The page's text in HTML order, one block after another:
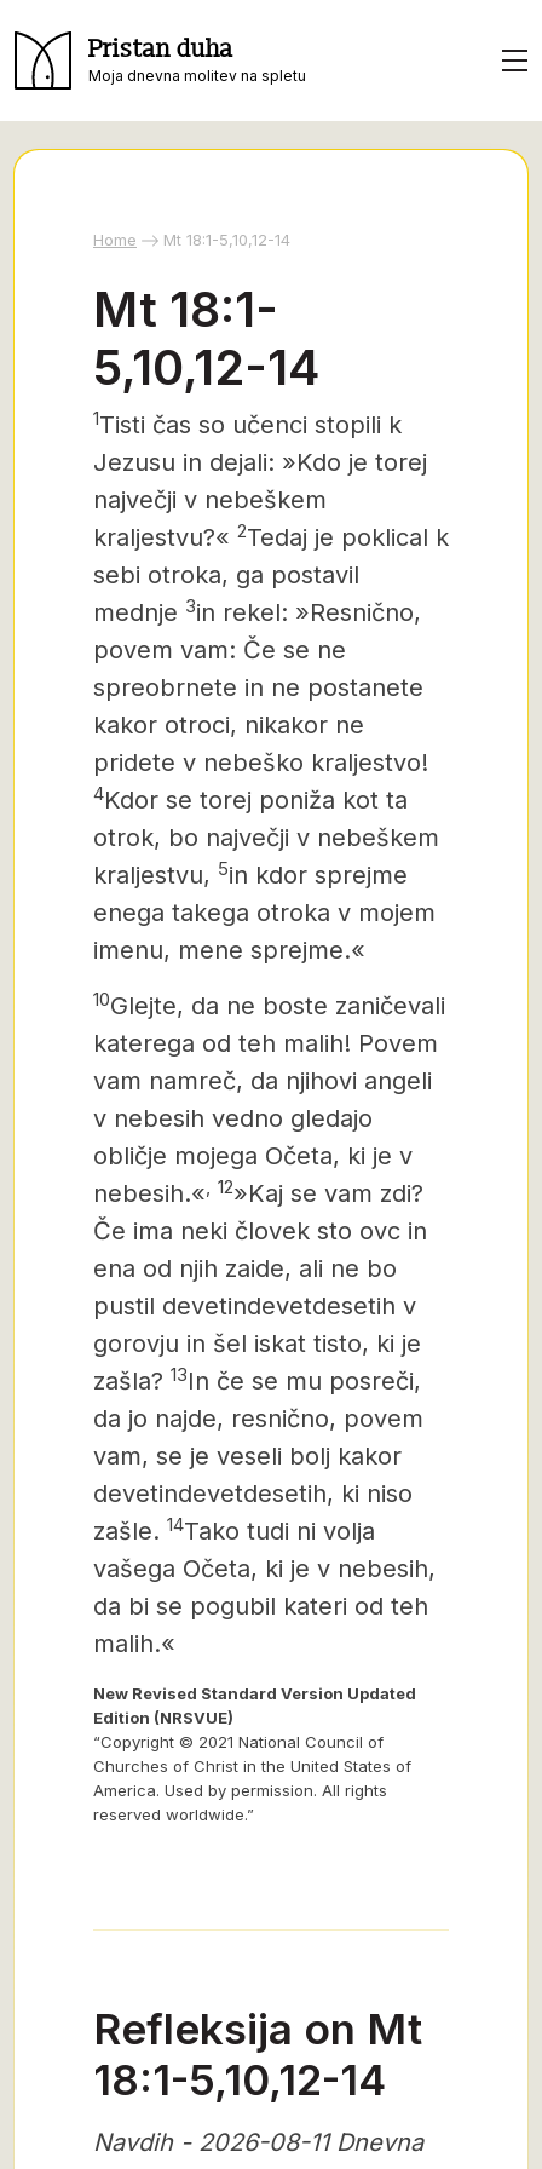
Pristan duha
Moja dnevna molitev na spletu
Home Mt 18:1-5,10,12-14
Mt 18:1-
5,10,12-14
1Tisti čas so učenci stopili k
Jezusu in dejali: »Kdo je torej
največji v nebeškem
kraljestvu?« 2Tedaj je poklical k
sebi otroka, ga postavil
mednje 3in rekel: »Resnično,
povem vam: Če se ne
spreobrnete in ne postanete
kakor otroci, nikakor ne
pridete v nebeško kraljestvo!
4Kdor se torej poniža kot ta
otrok, bo največji v nebeškem
kraljestvu, 5in kdor sprejme
enega takega otroka v mojem
imenu, mene sprejme.«
10Glejte, da ne boste zaničevali
katerega od teh malih! Povem
vam namreč, da njihovi angeli
v nebesih vedno gledajo
obličje mojega Očeta, ki je v
nebesih.« 12»Kaj se vam zdi?
Če ima neki človek sto ovc in
ena od njih zaide, ali ne bo
pustil devetindevetdesetih v
gorovju in šel iskat tisto, ki je
zašla? 13In če se mu posreči,
da jo najde, resnično, povem
vam, se je veseli bolj kakor
devetindevetdesetih, ki niso
zašle. 14Tako tudi ni volja
vašega Očeta, ki je v nebesih,
da bi se pogubil kateri od teh
malih.«
New Revised Standard Version Updated
Edition (NRSVUE)
“Copyright © 2021 National Council of
Churches of Christ in the United States of
America. Used by permission. All rights
reserved worldwide.”
Refleksija on Mt
18:1-5,10,12-14
Navdih - 2026-08-11 Dnevna